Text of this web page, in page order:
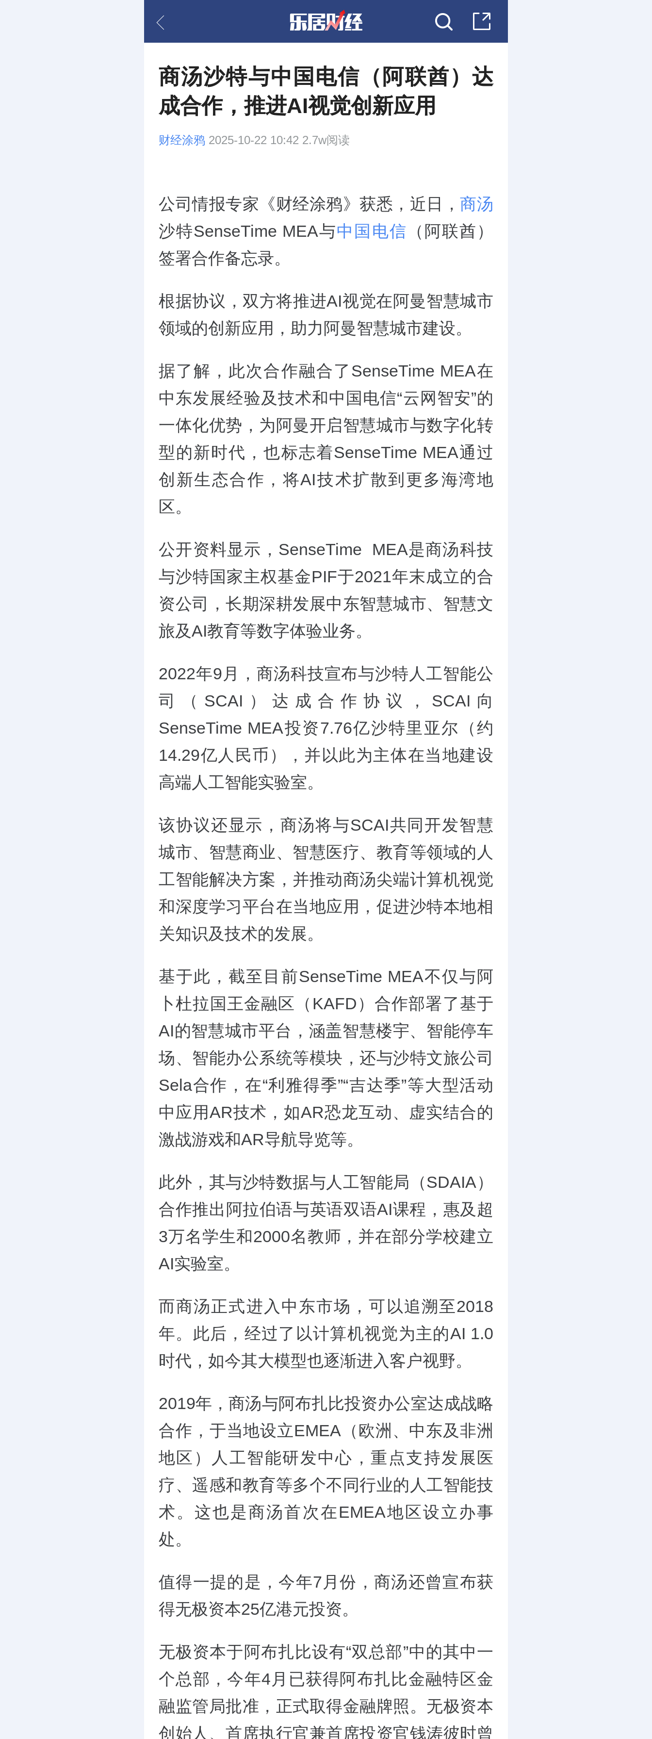
商汤沙特与中国电信（阿联酋）达
成合作，推进AI视觉创新应用
财经涂鸦 2025-10-22 10:42 2.7w阅读
公司情报专家《财经涂鸦》获悉，近日，商汤
沙特SenseTime MEA与中国电信 （阿联酋）
签署合作备忘录。
根据协议，双方将推进AI视觉在阿曼智慧城市
领域的创新应用，助力阿曼智慧城市建设。
据了解，此次合作融合了SenseTime MEA在
中东发展经验及技术和中国电信“云网智安”的
一体化优势，为阿曼开启智慧城市与数字化转
型的新时代，也标志着SenseTime MEA通过
创新生态合作，将AI技术扩散到更多海湾地
区。
公开资料显示，SenseTime MEA是商汤科技
与沙特国家主权基金PIF于2021年末成立的合
资公司，长期深耕发展中东智慧城市、智慧文
旅及AI教育等数字体验业务。
2022年9月，商汤科技宣布与沙特人工智能公
司（SCAI）达成合作协议，SCAI向
SenseTime MEA投资7.76亿沙特里亚尔（约
14.29亿人民币），并以此为主体在当地建设
高端人工智能实验室。
该协议还显示，商汤将与SCAI共同开发智慧
城市、智慧商业、智慧医疗、教育等领域的人
工智能解决方案，并推动商汤尖端计算机视觉
和深度学习平台在当地应用，促进沙特本地相
关知识及技术的发展。
基于此，截至目前SenseTime MEA不仅与阿
卜杜拉国王金融区（KAFD）合作部署了基于
AI的智慧城市平台，涵盖智慧楼宇、智能停车
场、智能办公系统等模块，还与沙特文旅公司
Sela合作，在“利雅得季”“吉达季”等大型活动
中应用AR技术，如AR恐龙互动、虚实结合的
激战游戏和AR导航导览等。
此外，其与沙特数据与人工智能局（SDAIA）
合作推出阿拉伯语与英语双语AI课程，惠及超
3万名学生和2000名教师，并在部分学校建立
AI实验室。
而商汤正式进入中东市场，可以追溯至2018
年。此后，经过了以计算机视觉为主的AI 1.0
时代，如今其大模型也逐渐进入客户视野。
2019年，商汤与阿布扎比投资办公室达成战略
合作，于当地设立EMEA（欧洲、中东及非洲
地区）人工智能研发中心，重点支持发展医
疗、遥感和教育等多个不同行业的人工智能技
术。这也是商汤首次在EMEA地区设立办事
处。
值得一提的是，今年7月份，商汤还曾宣布获
得无极资本25亿港元投资。
无极资本于阿布扎比设有“双总部”中的其中一
个总部，今年4月已获得阿布扎比金融特区金
融监管局批准，正式取得金融牌照。无极资本
创始人、首席执行官兼首席投资官钱涛彼时曾